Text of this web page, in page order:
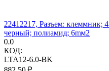
22412217, Разъем: клеммник;
черный; полиамид; 6mм2
0.0
КОД:
LTA12-6.0-BK